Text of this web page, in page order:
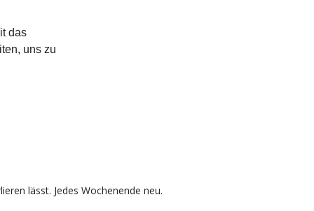
das
uns zu
lässt. Jedes Wochenende neu.